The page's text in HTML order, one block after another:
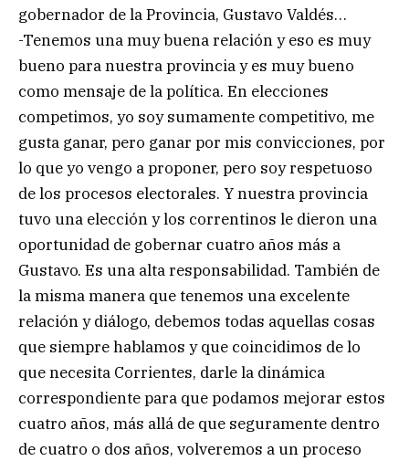
gobernador de la Provincia, Gustavo Valdés…
-Tenemos una muy buena relación y eso es muy
bueno para nuestra provincia y es muy bueno
como mensaje de la política. En elecciones
competimos, yo soy sumamente competitivo, me
gusta ganar, pero ganar por mis convicciones, por
lo que yo vengo a proponer, pero soy respetuoso
de los procesos electorales. Y nuestra provincia
tuvo una elección y los correntinos le dieron una
oportunidad de gobernar cuatro años más a
Gustavo. Es una alta responsabilidad. También de
la misma manera que tenemos una excelente
relación y diálogo, debemos todas aquellas cosas
que siempre hablamos y que coincidimos de lo
que necesita Corrientes, darle la dinámica
correspondiente para que podamos mejorar estos
cuatro años, más allá de que seguramente dentro
de cuatro o dos años, volveremos a un proceso